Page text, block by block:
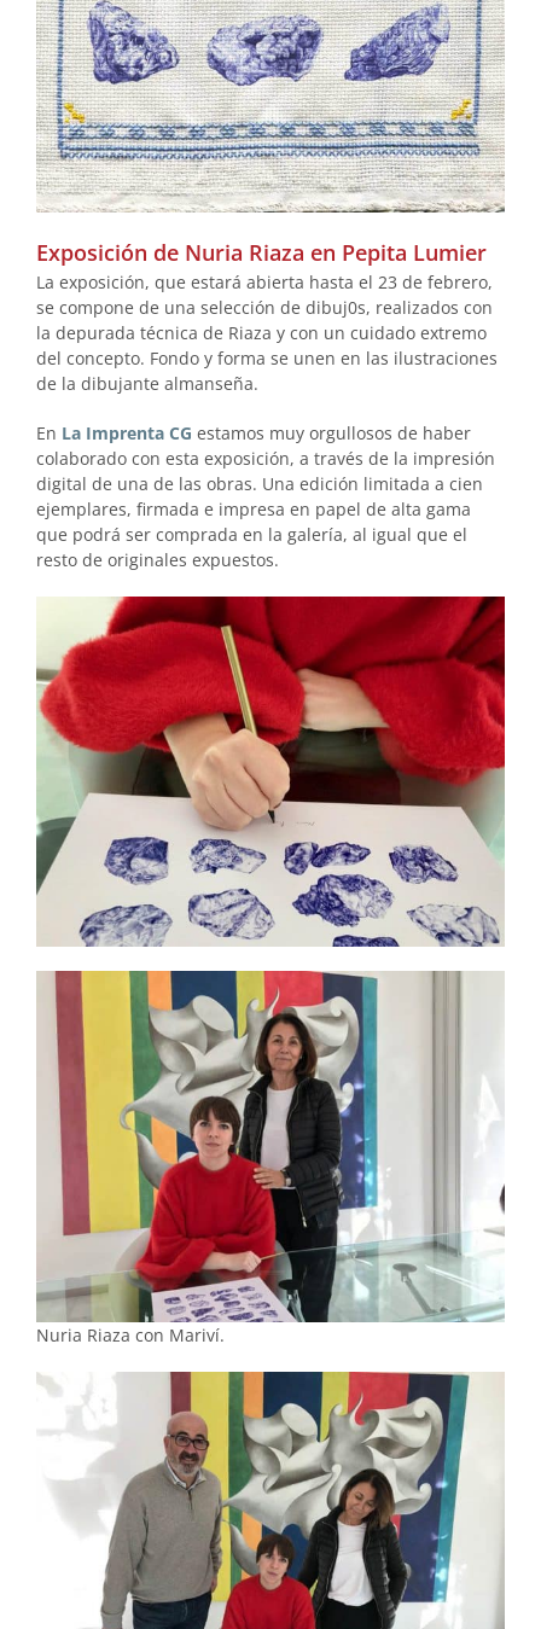
Exposición de Nuria Riaza en Pepita Lumier
La exposición, que estará abierta hasta el 23 de febrero,
se compone de una selección de dibuj0s, realizados con
la depurada técnica de Riaza y con un cuidado extremo
del concepto. Fondo y forma se unen en las ilustraciones
de la dibujante almanseña.
En La Imprenta CG estamos muy orgullosos de haber
colaborado con esta exposición, a través de la impresión
digital de una de las obras. Una edición limitada a cien
ejemplares, firmada e impresa en papel de alta gama
que podrá ser comprada en la galería, al igual que el
resto de originales expuestos.
Nuria Riaza con Mariví.